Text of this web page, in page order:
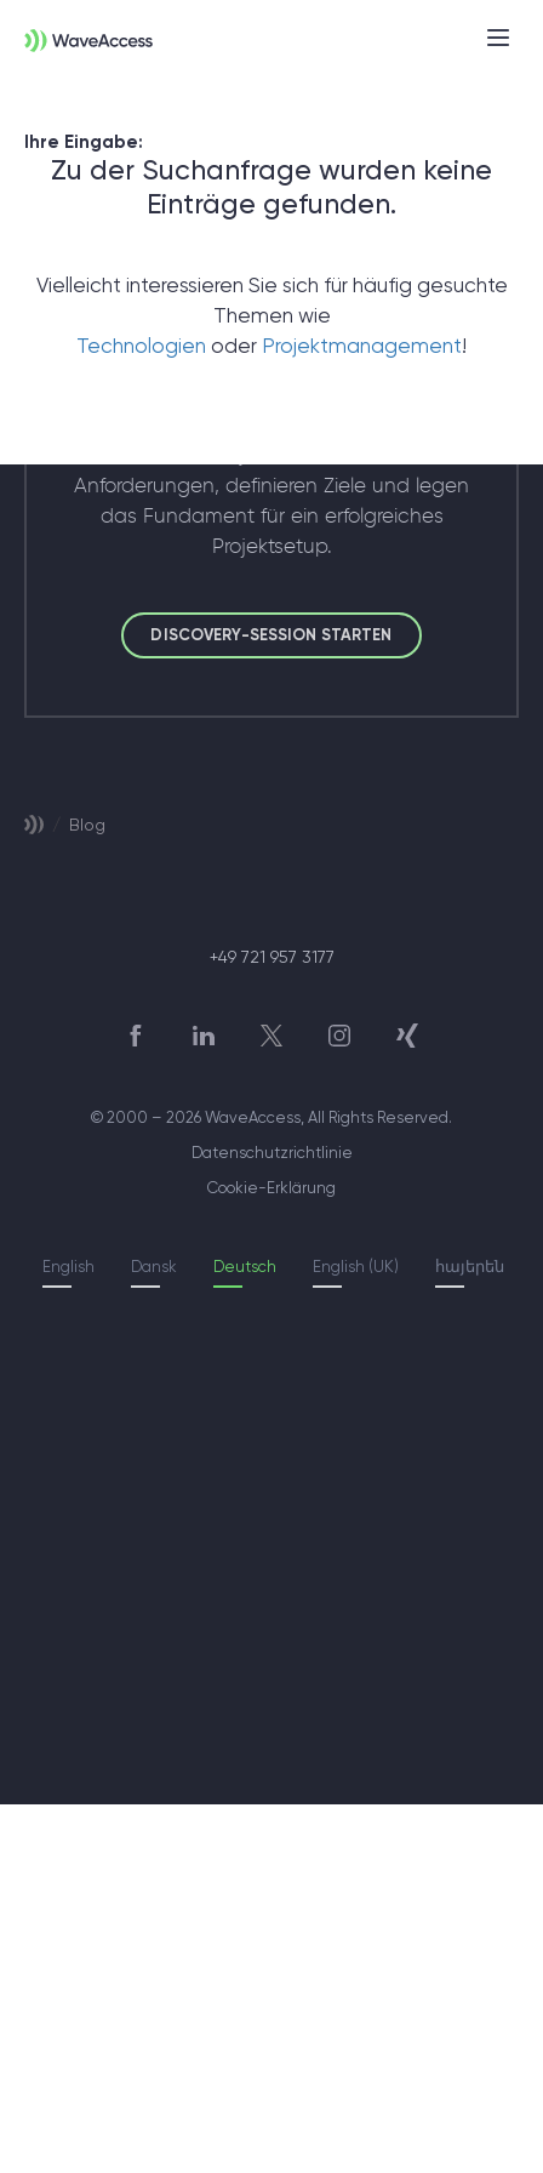
Ihre Eingabe:
Zu der Suchanfrage wurden keine
Einträge gefunden.
Vielleicht interessieren Sie sich für häufig gesuchte
Themen wie
Technologien oder Projektmanagement!
Noch nicht sicher, was Sie
Anforderungen, definieren Ziele und legen
das Fundament für ein erfolgreiches
Projektsetup.
DISCOVERY-SESSION STARTEN
Blog
+49 721 957 3177
հայերեն
English (UK)
Deutsch
Dansk
English
© 2000 – 2026 WaveAccess, All Rights Reserved.
Datenschutzrichtlinie
Cookie-Erklärung